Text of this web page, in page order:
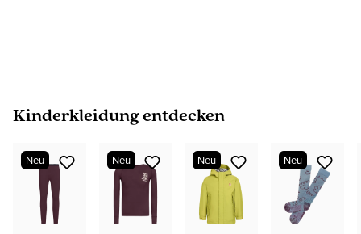
Produktgalerie überspringen
Kinderkleidung entdecken
Neu Neu Neu Neu